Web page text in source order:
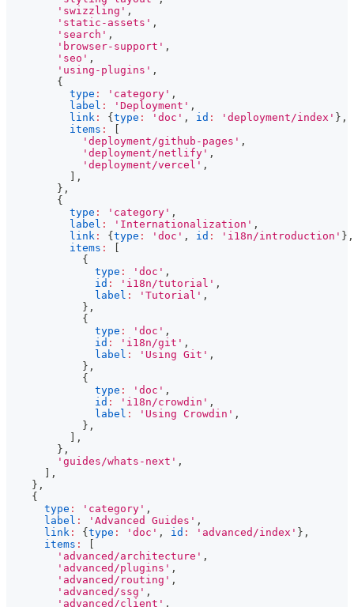
'swizzling' ,
'static-assets' ,
'search' ,
'browser-support' ,
'seo' ,
'using-plugins' ,
{
type : 'category' ,
label : 'Deployment' ,
link : { type : 'doc' , id : 'deployment/index' } ,
items :
'deployment/github-pages' ,
'deployment/netlify' ,
'deployment/vercel' ,
,
} ,
{
type : 'category' ,
label : 'Internationalization' ,
link : { type : 'doc' , id : 'i18n/introduction' } ,
items :
{
type : 'doc' ,
id : 'i18n/tutorial' ,
label : 'Tutorial' ,
} ,
{
type : 'doc' ,
id : 'i18n/git' ,
label : 'Using Git' ,
} ,
{
type : 'doc' ,
id : 'i18n/crowdin' ,
label : 'Using Crowdin' ,
} ,
,
} ,
'guides/whats-next' ,
,
} ,
{
type : 'category' ,
label : 'Advanced Guides' ,
link : { type : 'doc' , id : 'advanced/index' } ,
items :
'advanced/architecture' ,
'advanced/plugins' ,
'advanced/routing' ,
'advanced/ssg' ,
'advanced/client' ,